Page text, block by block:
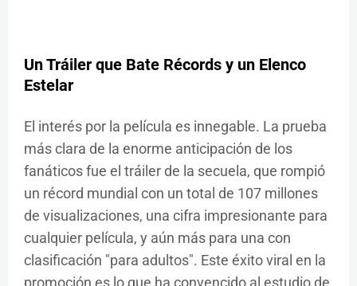
Un Tráiler que Bate Récords y un Elenco
Estelar
El interés por la película es innegable. La prueba
más clara de la enorme anticipación de los
fanáticos fue el tráiler de la secuela, que rompió
un récord mundial con un total de 107 millones
de visualizaciones, una cifra impresionante para
cualquier película, y aún más para una con
clasificación "para adultos". Este éxito viral en la
promoción es lo que ha convencido al estudio de